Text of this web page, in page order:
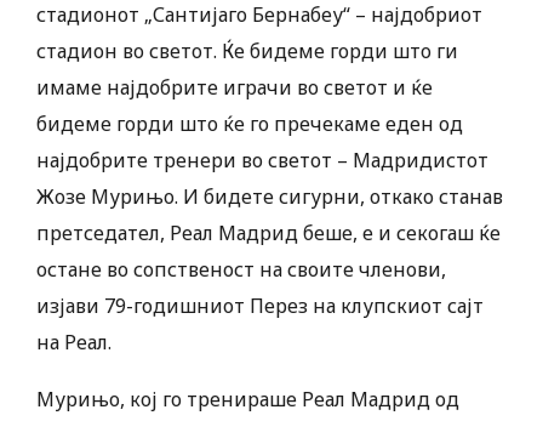
стадионот „Сантијаго Бернабеу“ – најдобриот
стадион во светот. Ќе бидеме горди што ги
имаме најдобрите играчи во светот и ќе
бидеме горди што ќе го пречекаме еден од
најдобрите тренери во светот – Мадридистот
Жозе Мурињо. И бидете сигурни, откако станав
претседател, Реал Мадрид беше, е и секогаш ќе
остане во сопственост на своите членови,
изјави 79-годишниот Перез на клупскиот сајт
на Реал.
Мурињо, кој го тренираше Реал Мадрид од